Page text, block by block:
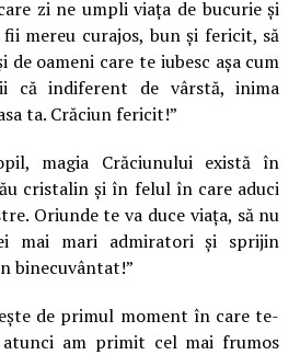
zi ne umpli viața de bucurie și
mereu curajos, bun și fericit, să
de oameni care te iubesc așa cum
că indiferent de vârstă, inima
ta. Crăciun fericit!”
magia Crăciunului există în
cristalin și în felul în care aduci
Oriunde te va duce viața, să nu
mai mari admiratori și sprijin
binecuvântat!”
de primul moment în care te-
am primit cel mai frumos